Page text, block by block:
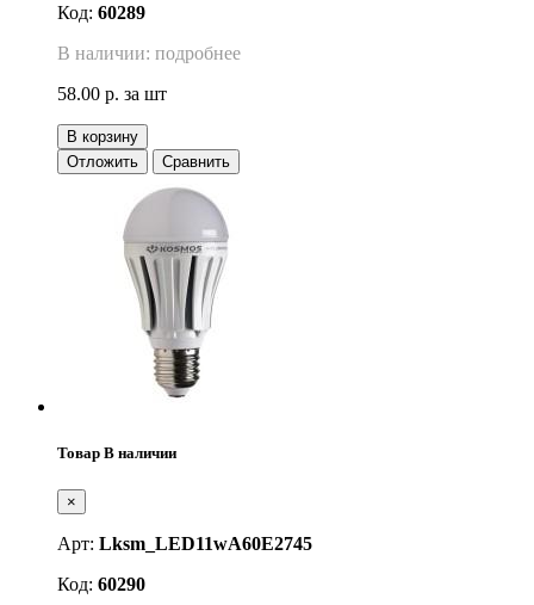
Код: 60289
В наличии: подробнее
58.00 р. за шт
В корзину
Отложить
Сравнить
Товар В наличии
×
Арт: Lksm_LED11wA60E2745
Код: 60290